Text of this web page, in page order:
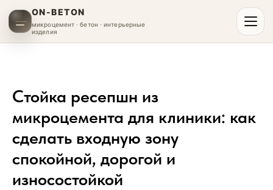
ON-BETON
микроцемент · бетон · интерьерные
изделия
Стойка ресепшн из
микроцемента для клиники: как
сделать входную зону
спокойной, дорогой и
износостойкой